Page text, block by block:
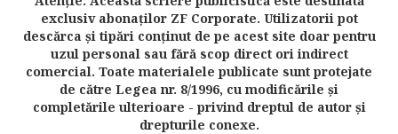
exclusiv abonaţilor ZF Corporate. Utilizatorii pot
descărca şi tipări conţinut de pe acest site doar pentru
uzul personal sau fără scop direct ori indirect
comercial. Toate materialele publicate sunt protejate
de către Legea nr. 8/1996, cu modificările şi
completările ulterioare - privind dreptul de autor şi
drepturile conexe.